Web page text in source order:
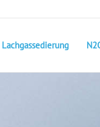
Lachgassedierung